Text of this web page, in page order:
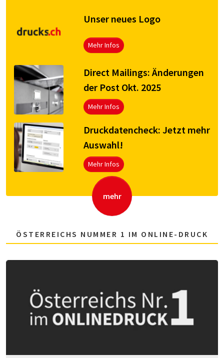
Unser neues Logo
Mehr Infos
Direct Mailings: Änderungen
der Post Okt. 2025
Mehr Infos
Druck­da­ten­check: Jetzt mehr
Aus­wahl!
Mehr Infos
mehr
ÖSTERREICHS NUMMER 1 IM ONLINE-DRUCK